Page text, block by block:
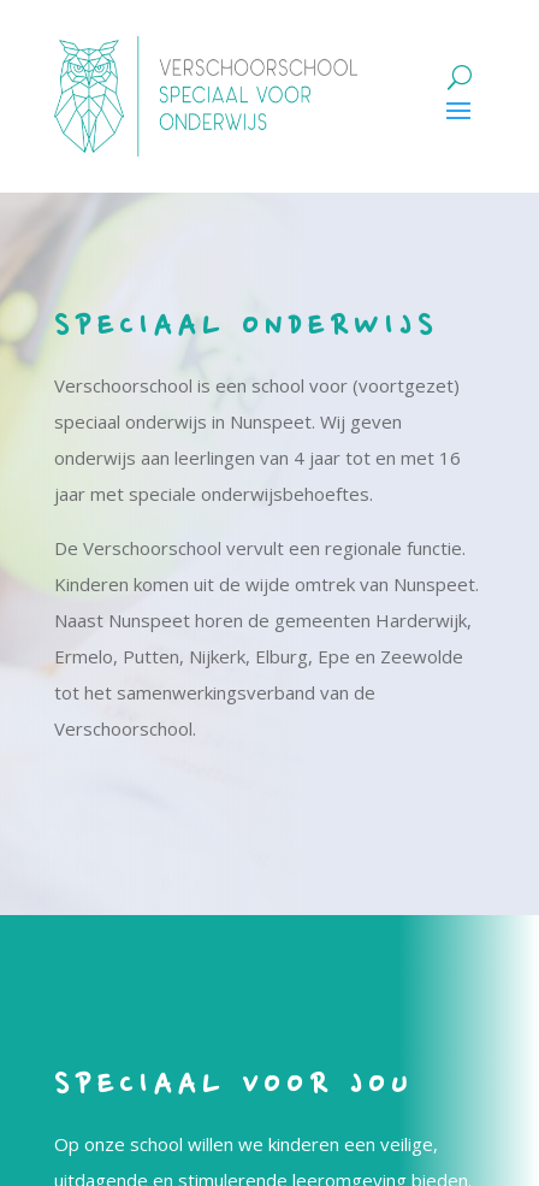
SPECIAAL ONDERWIJS
Verschoorschool is een school voor (voortgezet)
speciaal onderwijs in Nunspeet. Wij geven
onderwijs aan leerlingen van 4 jaar tot en met 16
jaar met speciale onderwijsbehoeftes.
De Verschoorschool vervult een regionale functie.
Kinderen komen uit de wijde omtrek van Nunspeet.
Naast Nunspeet horen de gemeenten Harderwijk,
Ermelo, Putten, Nijkerk, Elburg, Epe en Zeewolde
tot het samenwerkingsverband van de
Verschoorschool.
SPECIAAL VOOR JOU
Op onze school willen we kinderen een veilige,
uitdagende en stimulerende leeromgeving bieden.